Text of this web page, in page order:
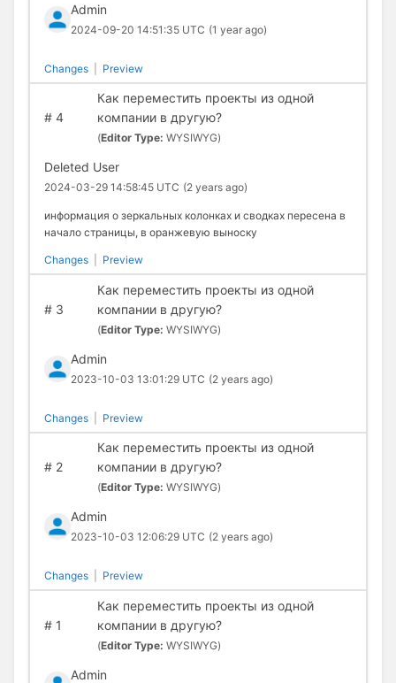
Admin
2024-09-20 14:51:35 UTC (1 year ago)
Changes Preview
#4
Как переместить проекты из одной
компании в другую?
(Editor Type: WYSIWYG)
Deleted User
2024-03-29 14:58:45 UTC (2 years ago)
информация о зеркальных колонках и сводках пересена в
начало страницы, в оранжевую выноску
Changes Preview
#3
Как переместить проекты из одной
компании в другую?
(Editor Type: WYSIWYG)
Admin
2023-10-03 13:01:29 UTC (2 years ago)
Changes Preview
#2
Как переместить проекты из одной
компании в другую?
(Editor Type: WYSIWYG)
Admin
2023-10-03 12:06:29 UTC (2 years ago)
Changes Preview
#1
Как переместить проекты из одной
компании в другую?
(Editor Type: WYSIWYG)
Admin